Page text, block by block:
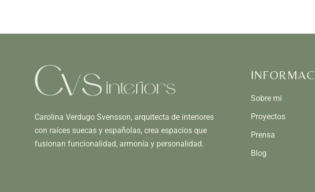
Carolina Verdugo Svensson, arquitecta de interiores
con raíces suecas y españolas, crea espacios que
fusionan funcionalidad, armonía y personalidad.
Sobre mi
Proyectos
Prensa
Blog